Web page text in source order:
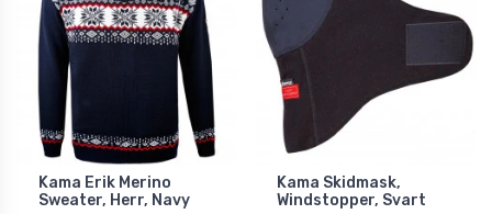
Kama Erik Merino
Sweater, Herr, Navy
Kama Skidmask,
Windstopper, Svart